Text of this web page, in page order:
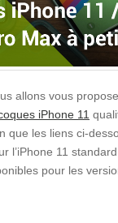
allons vous
iPhone 11
que les liens ci-
l’iPhone 11
pour les